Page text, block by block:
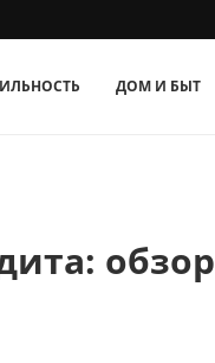
ДОМ И БЫТ
обзор